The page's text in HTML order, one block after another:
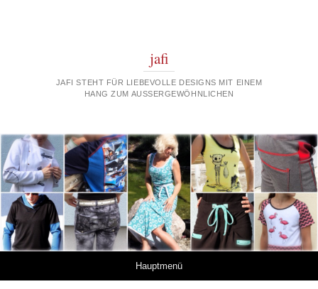
jafi
JAFI STEHT FÜR LIEBEVOLLE DESIGNS MIT EINEM
HANG ZUM AUSSERGEWÖHNLICHEN
Hauptmenü